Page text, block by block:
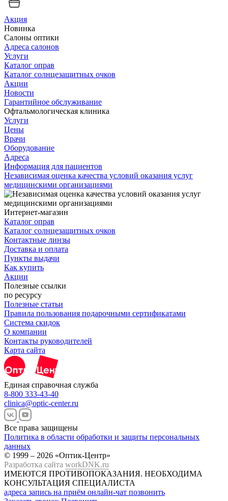
Акция
Новинка
Салоны оптики
Адреса салонов
Услуги
Каталог оправ
Каталог солнцезащитных очков
Акции
Новости
Гарантийное обслуживание
Офтальмологическая клиника
Услуги
Цены
Врачи
Оборудование
Адреса
Информация для пациентов
Независимая оценка качества условий оказания услуг
медицинскими организациями
Интернет-магазин
Каталог оправ
Каталог солнцезащитных очков
Контактные линзы
Доставка и оплата
Пункты выдачи
Как купить
Акции
Полезные ссылки
по ресурсу
Полезные статьи
Правила пользования подарочными сертификатами
Система скидок
О компании
Контакты руководителей
Карта сайта
Единая справочная служба
8-800 333-43-40
clinica@optic-center.ru
Все права защищены
Политика в области обработки и защиты персональных
данных
© 1999 – 2026 «Оптик-Центр»
Разработка сайта workDNK.ru
ИМЕЮТСЯ ПРОТИВОПОКАЗАНИЯ. НЕОБХОДИМА
КОНСУЛЬТАЦИЯ СПЕЦИАЛИСТА
адреса запись на приём онлайн-чат позвонить